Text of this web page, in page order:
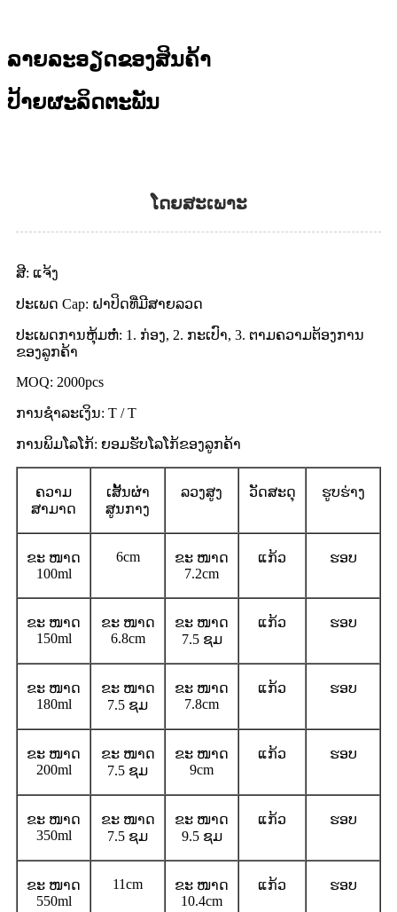
ລາຍລະອຽດຂອງສິນຄ້າ
ປ້າຍຜະລິດຕະພັນ
ໂດຍສະເພາະ
ສີ: ແຈ້ງ
ປະເພດ Cap: ຝາປິດທີ່ມີສາຍລວດ
ປະເພດການຫຸ້ມຫໍ່: 1. ກ່ອງ, 2. ກະເປົາ, 3. ຕາມຄວາມຕ້ອງການ
ຂອງລູກຄ້າ
MOQ: 2000pcs
ການຊໍາລະເງິນ: T / T
ການພິມໂລໂກ້: ຍອມຮັບໂລໂກ້ຂອງລູກຄ້າ
ຄວາມ
ສາມາດ
ເສັ້ນຜ່າ
ສູນກາງ
ລວງສູງ ວັດສະດຸ ຮູບຮ່າງ
ຂະ ໜາດ
100ml
6cm
ຂະ ໜາດ
7.2cm
ແກ້ວ ຮອບ
ຂະ ໜາດ
150ml
ຂະ ໜາດ
6.8cm
ຂະ ໜາດ
7.5 ຊມ
ແກ້ວ ຮອບ
ຂະ ໜາດ
180ml
ຂະ ໜາດ
7.5 ຊມ
ຂະ ໜາດ
7.8cm
ແກ້ວ ຮອບ
ຂະ ໜາດ
200ml
ຂະ ໜາດ
7.5 ຊມ
ຂະ ໜາດ
9cm
ແກ້ວ ຮອບ
ຂະ ໜາດ
350ml
ຂະ ໜາດ
7.5 ຊມ
ຂະ ໜາດ
9.5 ຊມ
ແກ້ວ ຮອບ
ຂະ ໜາດ
550ml
11cm
ຂະ ໜາດ
10.4cm
ແກ້ວ ຮອບ